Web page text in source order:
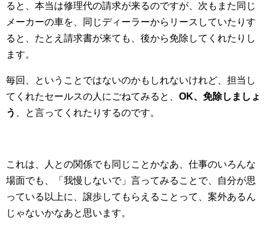
ると、本当は修理代の請求が来るのですが、次もまた同じ
メーカーの車を、同じディーラーからリースしていたりす
ると、たとえ請求書が来ても、後から免除してくれたりし
ます。
毎回、ということではないのかもしれないけれど、担当し
てくれたセールスの人にごねてみると、 OK、免除しましょ
う
、と言ってくれたりするのです。
これは、人との関係でも同じことかなあ、仕事のいろんな
場面でも、「我慢しないで」言ってみることで、自分が思
っている以上に、譲歩してもらえることって、案外あるん
じゃないかなあと思います。